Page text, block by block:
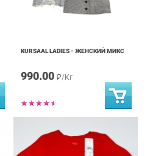
KURSAAL LADIES - ЖЕНСКИЙ МИКС
990.00 ₽/Кг